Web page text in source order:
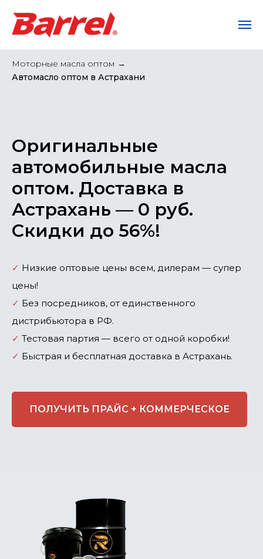
Моторные масла оптом →
Автомасло оптом в Астрахани
Оригинальные
автомобильные масла
оптом. Доставка в
Астрахань — 0 руб.
Скидки до 56%!
✓ Низкие оптовые цены всем, дилерам — супер
цены!
✓ Без посредников, от единственного
дистрибьютора в РФ.
✓ Тестовая партия — всего от одной коробки!
✓ Быстрая и бесплатная доставка в Астрахань.
ПОЛУЧИТЬ ПРАЙС + КОММЕРЧЕСКОЕ